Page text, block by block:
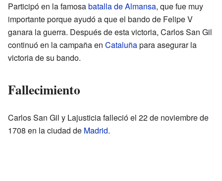
Participó en la famosabatalla de Almansa, que fue muy
importante porque ayudó a que el bando de Felipe V
ganara la guerra. Después de esta victoria, Carlos San Gil
continuó en la campaña en Cataluñapara asegurar la
victoria de su bando.
Fallecimiento
Carlos San Gil y Lajusticia falleció el 22 de noviembre de
1708 en la ciudad de Madrid.